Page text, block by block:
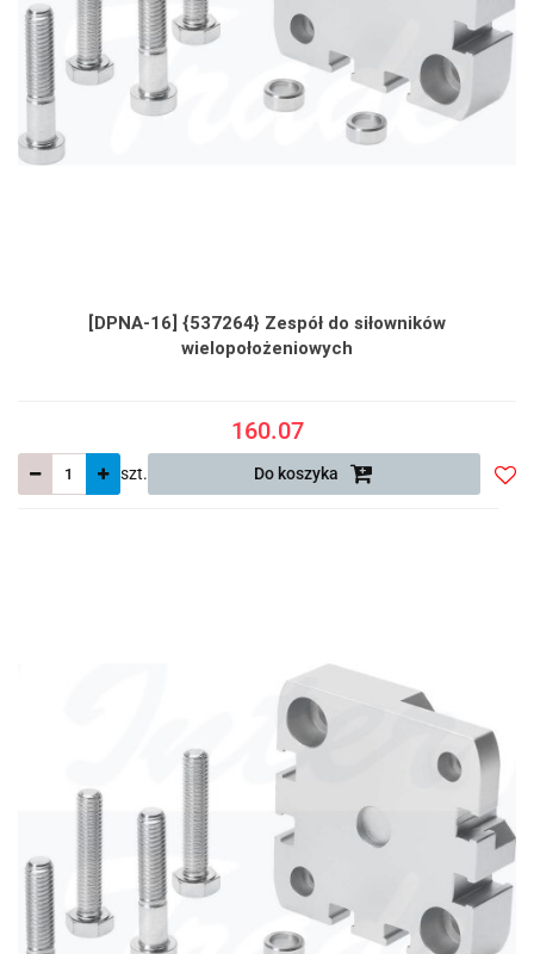
[DPNA-16] {537264} Zespół do siłowników
wielopołożeniowych
160.07
szt. Do koszyka